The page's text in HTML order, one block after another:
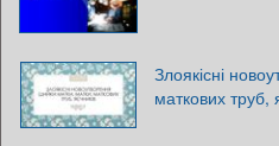
Злоякісні
маткових труб,